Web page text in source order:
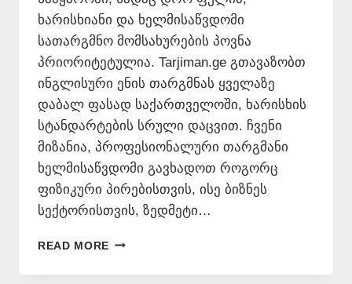
ხარისხიანი და ხელმისაწვდომი
სათარგმნო მომსახურების პოვნა
პრიორიტეტულია. Tarjiman.ge გთავაზობთ
ინგლისური ენის თარგმნას ყველაზე
დაბალ ფასად საქართველოში, ხარისხის
სტანდარტების სრული დაცვით. ჩვენი
მიზანია, პროფესიონალური თარგმანი
ხელმისაწვდომი გავხადოთ როგორც
ფიზიკური პირებისთვის, ისე ბიზნეს
სექტორისთვის, ზედმეტი…
READ MORE ᲘᲜᲒᲚᲘᲡᲣᲠᲐᲓ
ᲧᲕᲔᲚᲐᲖᲔ